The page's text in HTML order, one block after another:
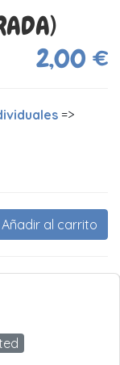
2,00 €
=>
Añadir al carrito